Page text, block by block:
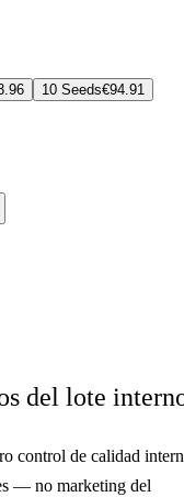
10 Seeds€94.91
del lote
control de calidad
— no marketing del